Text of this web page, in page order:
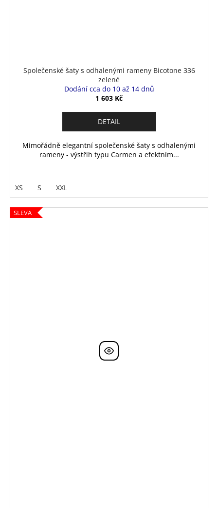
Společenské šaty s odhalenými rameny Bicotone 336
zelené
Dodání cca do 10 až 14 dnů
1 603 Kč
DETAIL
Mimořádně elegantní společenské šaty s odhalenými
rameny - výstřih typu Carmen a efektním...
XS S XXL
SLEVA